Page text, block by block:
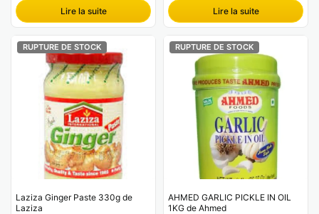
Lire la suite Lire la suite
RUPTURE DE STOCK
Laziza Ginger Paste 330g de
Laziza
RUPTURE DE STOCK
AHMED GARLIC PICKLE IN OIL
1KG de Ahmed